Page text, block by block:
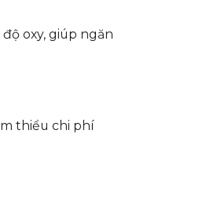
oxy, giúp ngăn
thiểu chi phí